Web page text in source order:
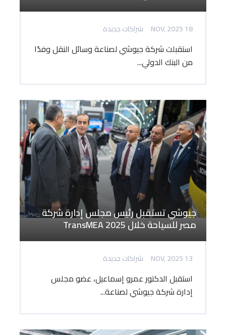
18 NOV, 2025 شراكات جديدة
استقبلت شركة جيوشي لصناعة وسائل النقل وفدًا
من البنك الدولي...
جيوشي تستقبل رئيس مجلس إدارة شركة
مصر للسياحة خلال TransMEA 2025
13 NOV, 2025 شراكات جديدة
استقبل الدكتور عمرو إسماعيل، عضو مجلس
إدارة شركة جيوشي لصناعة...